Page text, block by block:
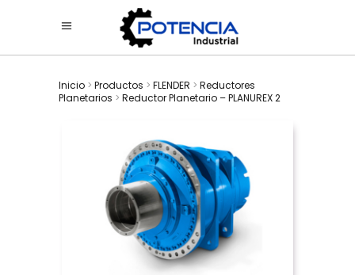
Inicio > Productos > FLENDER > Reductores
Planetarios > Reductor Planetario – PLANUREX 2